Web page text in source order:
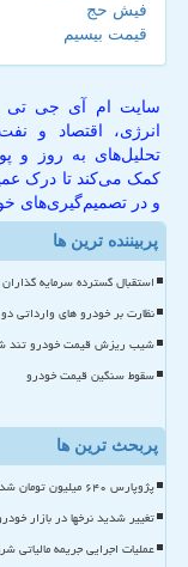
فیش حج
قیمت بیسیم
سایت ام آی جی تی
انرژی، اقتصاد و
تحلیل‌های به روز و
کمک می‌کند تا درک
و در تصمیم‌گیری‌های
پربیننده ترین ها
استقبال گسترده سرمایه
نظارت بر خودرو های وارداتی
شیب ریزش قیمت خودرو تند
سقوط سنگین قیمت خودرو
پربحث ترین ها
پژوپارس ۶۴۰ میلیون تومان شد
تغییر شدید نرخها در بازار
عملیات اجرایی جریمه